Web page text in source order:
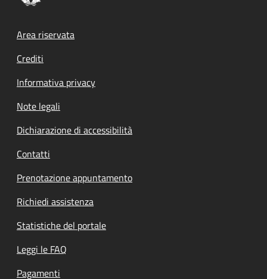
Footer menu
Area riservata
Crediti
Informativa privacy
Note legali
Dichiarazione di accessibilità
Contatti
Prenotazione appuntamento
Richiedi assistenza
Statistiche del portale
Leggi le FAQ
Pagamenti